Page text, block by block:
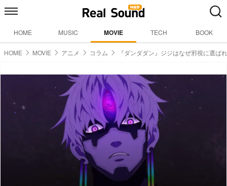
HOME MUSIC MOVIE TECH BOOK
HOME MOVIE アニメ コラム 『ダンダダン』ジジはなぜ邪視に選ば